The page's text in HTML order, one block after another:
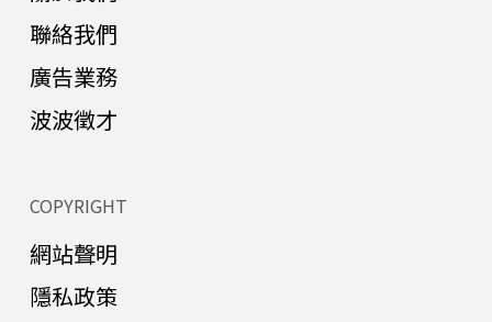
聯絡我們
廣告業務
波波徵才
COPYRIGHT
網站聲明
隱私政策